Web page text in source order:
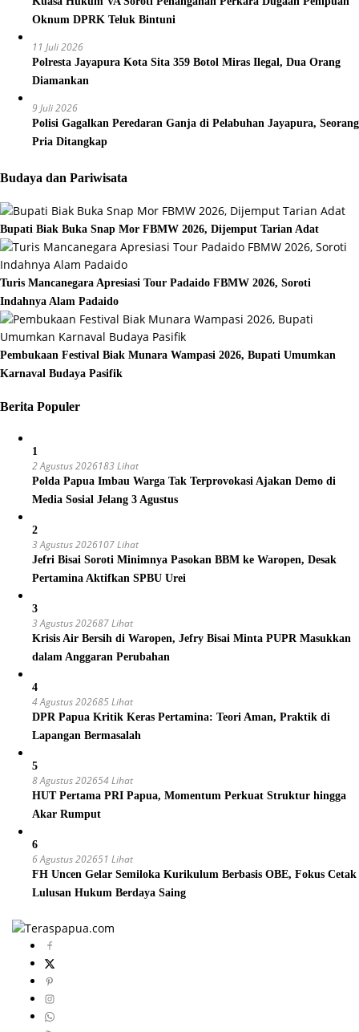
Oknum DPRK Teluk Bintuni
11 Juli 2026
Polresta Jayapura Kota Sita 359 Botol Miras Ilegal, Dua Orang
Diamankan
9 Juli 2026
Polisi Gagalkan Peredaran Ganja di Pelabuhan Jayapura, Seorang
Pria Ditangkap
Budaya dan Pariwisata
Bupati Biak Buka Snap Mor FBMW 2026, Dijemput Tarian Adat
Turis Mancanegara Apresiasi Tour Padaido FBMW 2026, Soroti
Indahnya Alam Padaido
Pembukaan Festival Biak Munara Wampasi 2026, Bupati Umumkan
Karnaval Budaya Pasifik
Berita Populer
1
2 Agustus 2026183 Lihat
Polda Papua Imbau Warga Tak Terprovokasi Ajakan Demo di
Media Sosial Jelang 3 Agustus
2
3 Agustus 2026107 Lihat
Jefri Bisai Soroti Minimnya Pasokan BBM ke Waropen, Desak
Pertamina Aktifkan SPBU Urei
3
3 Agustus 202687 Lihat
Krisis Air Bersih di Waropen, Jefry Bisai Minta PUPR Masukkan
dalam Anggaran Perubahan
4
4 Agustus 202685 Lihat
DPR Papua Kritik Keras Pertamina: Teori Aman, Praktik di
Lapangan Bermasalah
5
8 Agustus 202654 Lihat
HUT Pertama PRI Papua, Momentum Perkuat Struktur hingga
Akar Rumput
6
6 Agustus 202651 Lihat
FH Uncen Gelar Semiloka Kurikulum Berbasis OBE, Fokus Cetak
Lulusan Hukum Berdaya Saing